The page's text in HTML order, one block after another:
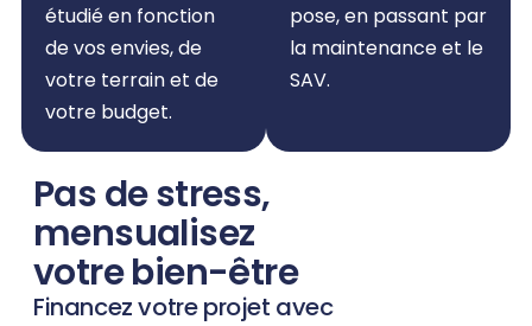
étudié en fonction
de vos envies, de
votre terrain et de
votre budget.
pose, en passant par
la maintenance et le
SAV.
Pas de stress,
mensualisez
votre bien-être
Financez votre projet avec